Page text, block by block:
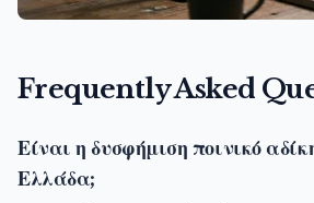
Frequently Asked
Είναι η δυσφήμιση ποινικό
Ελλάδα;